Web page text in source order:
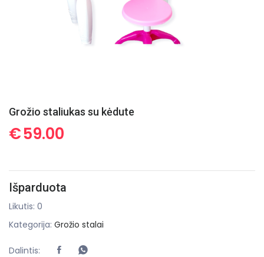
Grožio staliukas su kėdute
€59.00
Išparduota
Likutis: 0
Kategorija: Grožio stalai
Dalintis: